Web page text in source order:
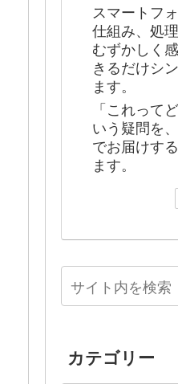
スマートフ
仕組み、処
むずかしく
きるだけシ
ます。
「これって
いう疑問を
でお届けす
ます。
カテゴリー